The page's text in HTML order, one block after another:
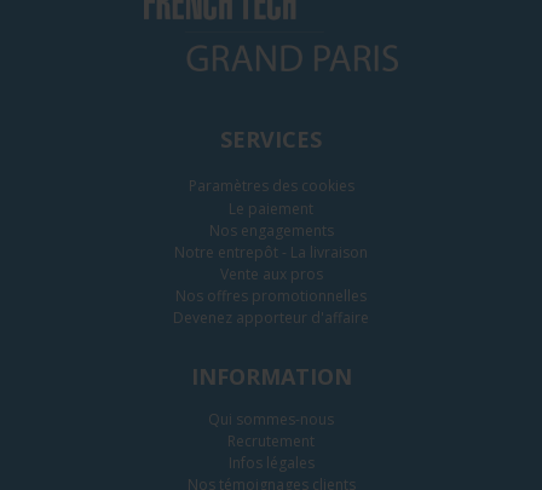
SERVICES
Paramètres des cookies
Le paiement
Nos engagements
Notre entrepôt - La livraison
Vente aux pros
Nos offres promotionnelles
Devenez apporteur d'affaire
INFORMATION
Qui sommes-nous
Recrutement
Infos légales
Nos témoignages clients